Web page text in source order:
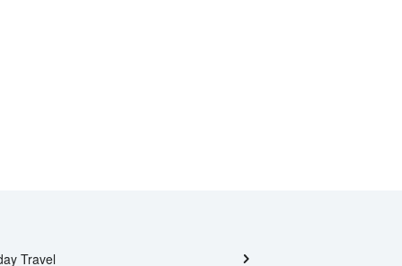
Travel